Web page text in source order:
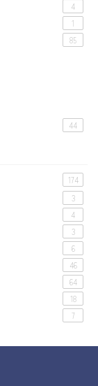
4
1
85
44
174
3
4
3
6
46
64
18
7